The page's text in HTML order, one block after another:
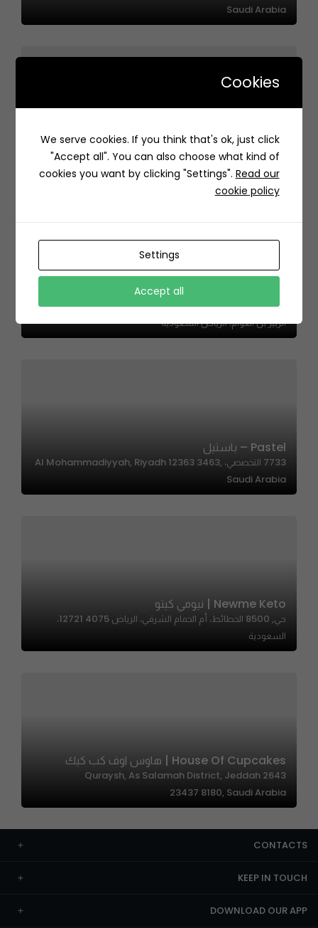
Saudi Arabia
Beano | بينو
4670 Prince Faisal Bin Fahd Road, Al Hizam Al Akhdar,
Al Khobar 34433 6169, Saudi Arabia
Froz – فروز
الزبير بن العوام، الرياض السعودية
Pastel – باستيل
7733 التخصصي، Al Mohammadiyyah, Riyadh 12363 3463,
Saudi Arabia
Newme Keto | نيومي كيتو
حي, 8500 الخطائط، أم الحمام الشرقي، الرياض 12721 4075،
السعودية
House Of Cupcakes | هاوس اوف كب كيك
2643 Quraysh, As Salamah District, Jeddah
23437 8180, Saudi Arabia
CONTACTS
KEEP IN TOUCH
DOWNLOAD OUR APP
Cookies
We serve cookies. If you think that's ok, just click
"Accept all". You can also choose what kind of
cookies you want by clicking "Settings". Read our
cookie policy
Settings
Accept all